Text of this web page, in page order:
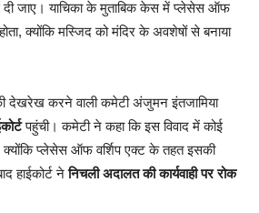
दी जाए। याचिका के मुताबिक केस में प्लेसेस ऑफ
क्योंकि मस्जिद को मंदिर के अवशेषों से बनाया
देखरेख करने वाली कमेटी अंजुमन इंतजामिया
पहुंची। कमेटी ने कहा कि इस विवाद में कोई
क्योंकि प्लेसेस ऑफ वर्शिप एक्ट के तहत इसकी
हाईकोर्ट नेनिचली अदालत की कार्यवाही पर रोक